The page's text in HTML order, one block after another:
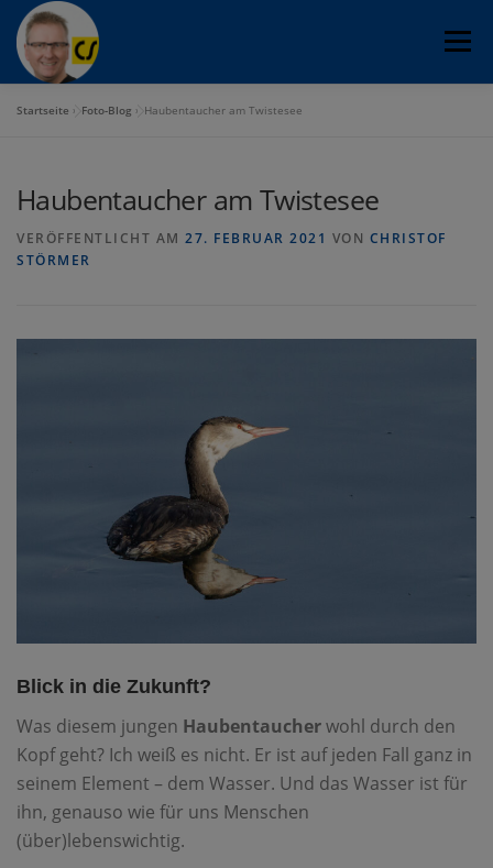
Zum
Inhalt
springen
Menü
PROGOSPEL CHOR FOTOGRAFIE OFLAG VIB
Startseite » Foto-Blog » Haubentaucher am Twistesee
Haubentaucher am Twistesee
VERÖFFENTLICHT AM 27. FEBRUAR 2021 VON CHRISTOF
STÖRMER
Blick in die Zukunft?
Was diesem jungen Haubentaucherwohl durch den
Kopf geht? Ich weiß es nicht. Er ist auf jeden Fall ganz in
seinem Element – dem Wasser. Und das Wasser ist für
ihn, genauso wie für uns Menschen
(über)lebenswichtig.